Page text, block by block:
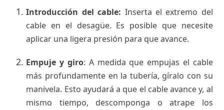
Introducción del cable: Inserta el extremo del
cable en el desagüe. Es posible que necesite
aplicar una ligera presión para que avance.
Empuje y giro: A medida que empujas el cable
más profundamente en la tubería, gíralo con su
manivela. Esto ayudará a que el cable avance y, al
mismo tiempo, descomponga o atrape los